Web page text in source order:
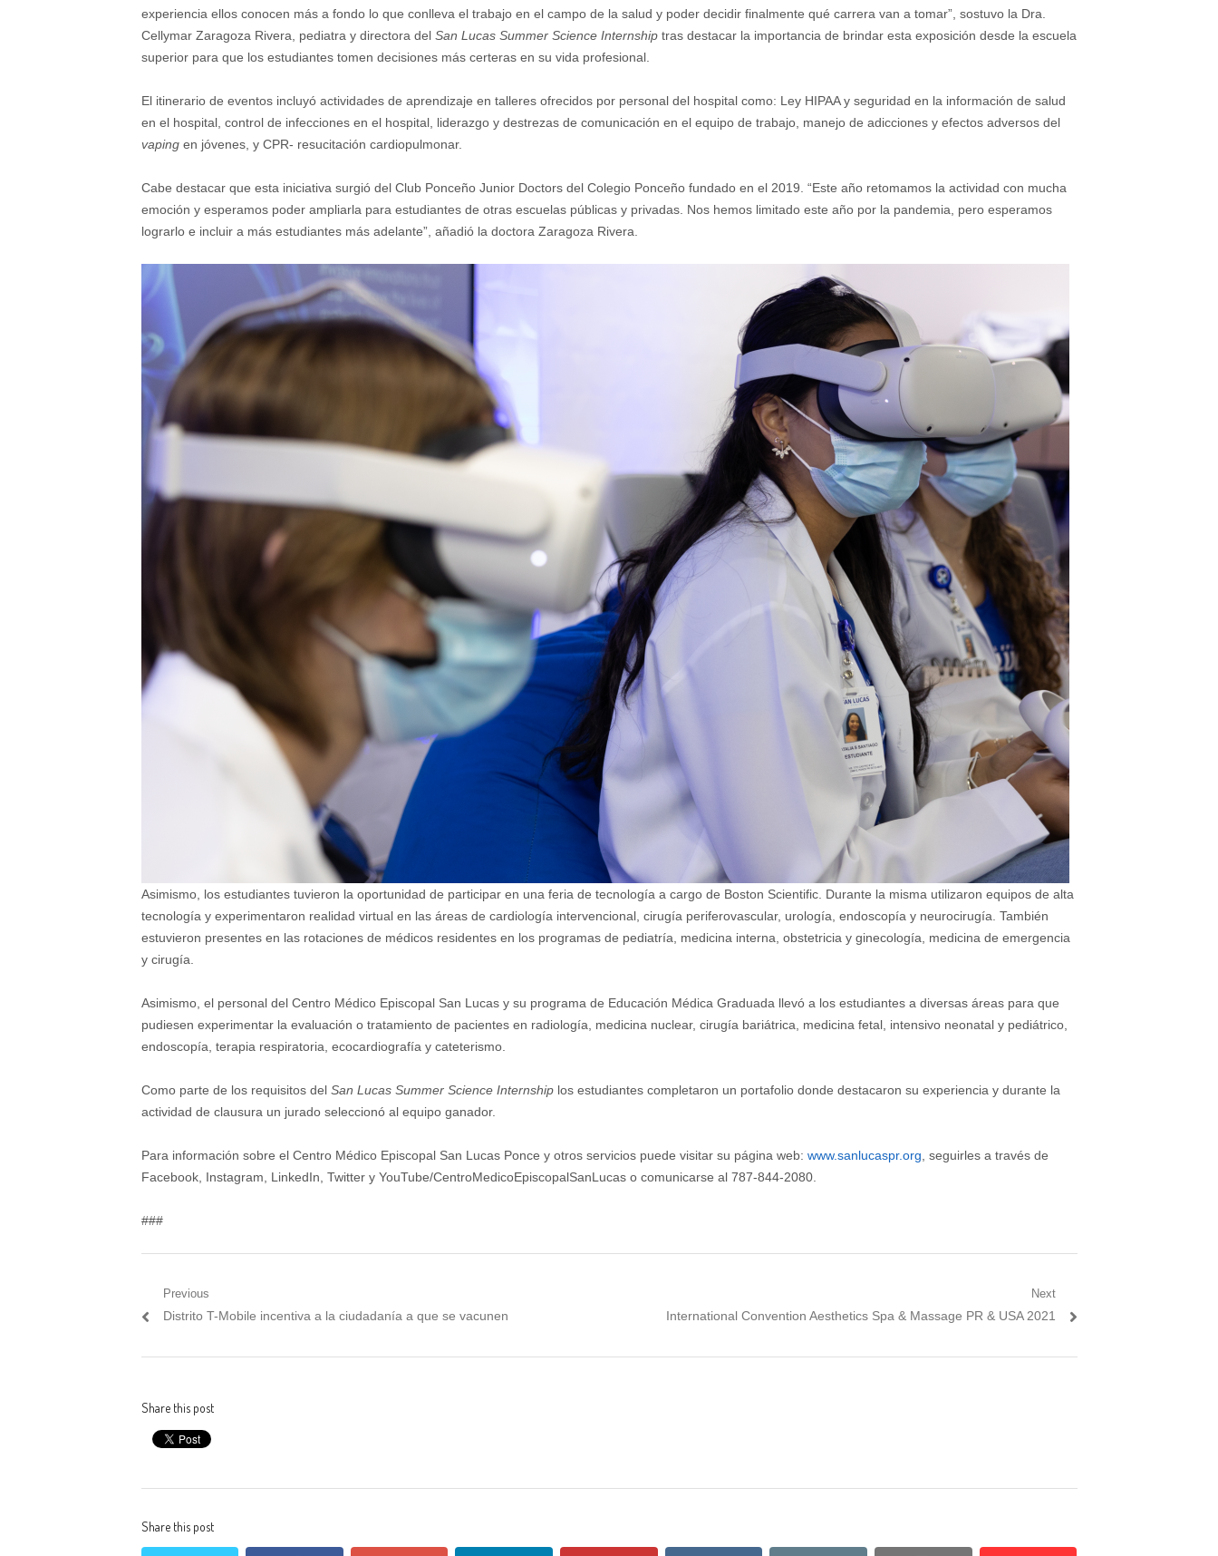
experiencia ellos conocen más a fondo lo que conlleva el trabajo en el campo de la salud y poder decidir finalmente qué carrera van a tomar”, sostuvo la Dra.
Cellymar Zaragoza Rivera, pediatra y directora del San Lucas Summer Science Internship tras destacar la importancia de brindar esta exposición desde la escuela
superior para que los estudiantes tomen decisiones más certeras en su vida profesional.
El itinerario de eventos incluyó actividades de aprendizaje en talleres ofrecidos por personal del hospital como: Ley HIPAA y seguridad en la información de salud
en el hospital, control de infecciones en el hospital, liderazgo y destrezas de comunicación en el equipo de trabajo, manejo de adicciones y efectos adversos del
vapingen jóvenes, y CPR- resucitación cardiopulmonar.
Cabe destacar que esta iniciativa surgió del Club Ponceño Junior Doctors del Colegio Ponceño fundado en el 2019. “Este año retomamos la actividad con mucha
emoción y esperamos poder ampliarla para estudiantes de otras escuelas públicas y privadas. Nos hemos limitado este año por la pandemia, pero esperamos
lograrlo e incluir a más estudiantes más adelante”, añadió la doctora Zaragoza Rivera.
Asimismo, los estudiantes tuvieron la oportunidad de participar en una feria de tecnología a cargo de Boston Scientific. Durante la misma utilizaron equipos de alta
tecnología y experimentaron realidad virtual en las áreas de cardiología intervencional, cirugía periferovascular, urología, endoscopía y neurocirugía. También
estuvieron presentes en las rotaciones de médicos residentes en los programas de pediatría, medicina interna, obstetricia y ginecología, medicina de emergencia
y cirugía.
Asimismo, el personal del Centro Médico Episcopal San Lucas y su programa de Educación Médica Graduada llevó a los estudiantes a diversas áreas para que
pudiesen experimentar la evaluación o tratamiento de pacientes en radiología, medicina nuclear, cirugía bariátrica, medicina fetal, intensivo neonatal y pediátrico,
endoscopía, terapia respiratoria, ecocardiografía y cateterismo.
Como parte de los requisitos del San Lucas Summer Science Internshiplos estudiantes completaron un portafolio donde destacaron su experiencia y durante la
actividad de clausura un jurado seleccionó al equipo ganador.
Para información sobre el Centro Médico Episcopal San Lucas Ponce y otros servicios puede visitar su página web: www.sanlucaspr.org , seguirles a través de
Facebook, Instagram, LinkedIn, Twitter y YouTube/CentroMedicoEpiscopalSanLucas o comunicarse al 787-844-2080.
###
Post
navigation
Previous
Previous
Distrito T-Mobile incentiva a la ciudadanía a que se vacunen
Next
Next
International Convention Aesthetics Spa & Massage PR & USA 2021
Share this post
Share this post